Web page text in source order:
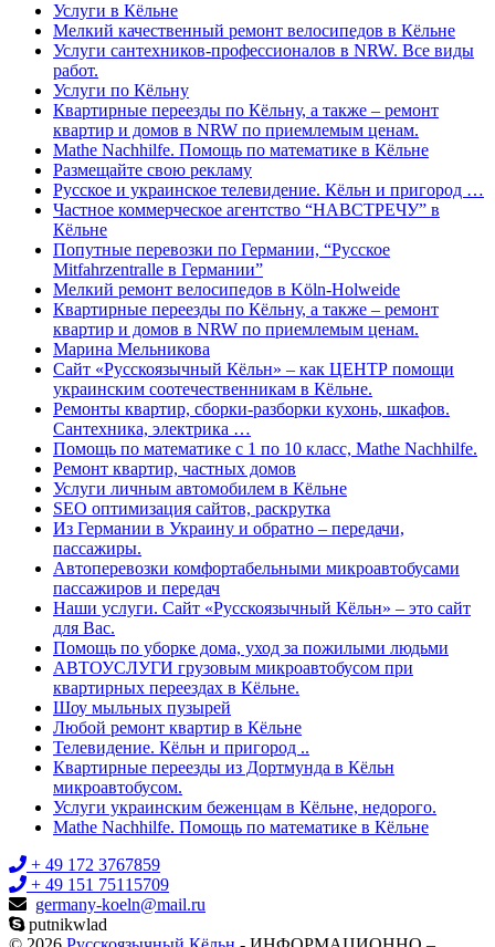
Услуги в Кёльне
Мелкий качественный ремонт велосипедов в Кёльне
Услуги сантехников-профессионалов в NRW. Все виды
работ.
Услуги по Кёльну
Квартирные переезды по Кёльну, а также – ремонт
квартир и домов в NRW по приемлемым ценам.
Mathe Nachhilfe. Помощь по математике в Кёльне
Размещайте свою рекламу
Русское и украинское телевидение. Кёльн и пригород …
Частное коммерческое агентство “НАВСТРЕЧУ” в
Кёльне
Попутные перевозки по Германии, “Русское
Mitfahrzentralle в Германии”
Мелкий ремонт велосипедов в Köln-Holweide
Квартирные переезды по Кёльну, а также – ремонт
квартир и домов в NRW по приемлемым ценам.
Марина Мельникова
Сайт «Русскоязычный Кёльн» – как ЦЕНТР помощи
украинским соотечественникам в Кёльне.
Ремонты квартир, сборки-разборки кухонь, шкафов.
Сантехника, электрика …
Помощь по математике с 1 по 10 класс, Mathe Nachhilfe.
Ремонт квартир, частных домов
Услуги личным автомобилем в Кёльне
SEO оптимизация сайтов, раскрутка
Из Германии в Украину и обратно – передачи,
пассажиры.
Автоперевозки комфортабельными микроавтобусами
пассажиров и передач
Наши услуги. Сайт «Русскоязычный Кёльн» – это сайт
для Вас.
Помощь по уборке дома, уход за пожилыми людьми
АВТОУСЛУГИ грузовым микроавтобусом при
квартирных переездах в Кёльне.
Шоу мыльных пузырей
Любой ремонт квартир в Кёльне
Телевидение. Кёльн и пригород ..
Квартирные переезды из Дортмунда в Кёльн
микроавтобусом.
Услуги украинским беженцам в Кёльне, недорого.
Mathe Nachhilfe. Помощь по математике в Кёльне
+ 49 172 3767859
+ 49 151 75115709
germany-koeln@mail.ru
putnikwlad